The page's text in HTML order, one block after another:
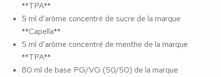
**TPA**
5 ml d’arôme concentré de sucre de la marque
**Capella**
5 ml d’arôme concentré de menthe de la marque
**TPA**
80 ml de base PG/VG (50/50) de la marque